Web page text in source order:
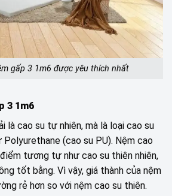
gấp 3 1m6 được yêu thích nhất
3 1m6
là cao su tự nhiên, mà là loại cao su
(cao su PU). Nệm cao
tương tự như cao su thiên nhiên,
tốt bằng. Vì vậy, giá thành của nệm
rẻ hơn so với nệm cao su thiên.